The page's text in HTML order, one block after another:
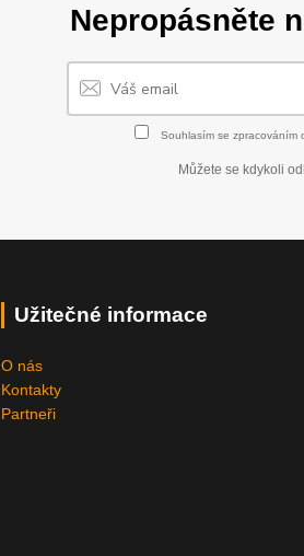
Nepropásněte
Souhlasím se zpracováním
Můžete se kdykoli
Užitečné informace
O nás
Kontakty
Partneři